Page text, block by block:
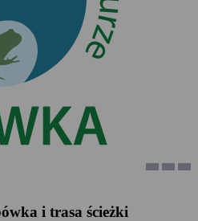
i trasa ścieżki